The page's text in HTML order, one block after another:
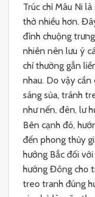
Trúc chỉ Mâu Ni
thờ nhiều hơn.
đình chuộng
nhiên nên lưu ý
chỉ thường gắn
nhau. Do vậy
sáng sủa, tránh
như nến, đèn, lư
Bên cạnh đó,
đến phong thủy
hướng Bắc đối
hướng Đông cho
treo tranh đúng